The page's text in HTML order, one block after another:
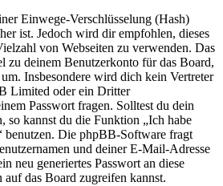
Einwege-Verschlüsselung (Hash)
ist. Jedoch wird dir empfohlen, dieses
von Webseiten zu verwenden. Das
zu deinem Benutzerkonto für das Board,
Insbesondere wird dich kein Vertreter
Limited oder ein Dritter
Passwort fragen. Solltest du dein
so kannst du die Funktion „Ich habe
benutzen. Die phpBB-Software fragt
und deiner E-Mail-Adresse
neu generiertes Passwort an diese
auf das Board zugreifen kannst.